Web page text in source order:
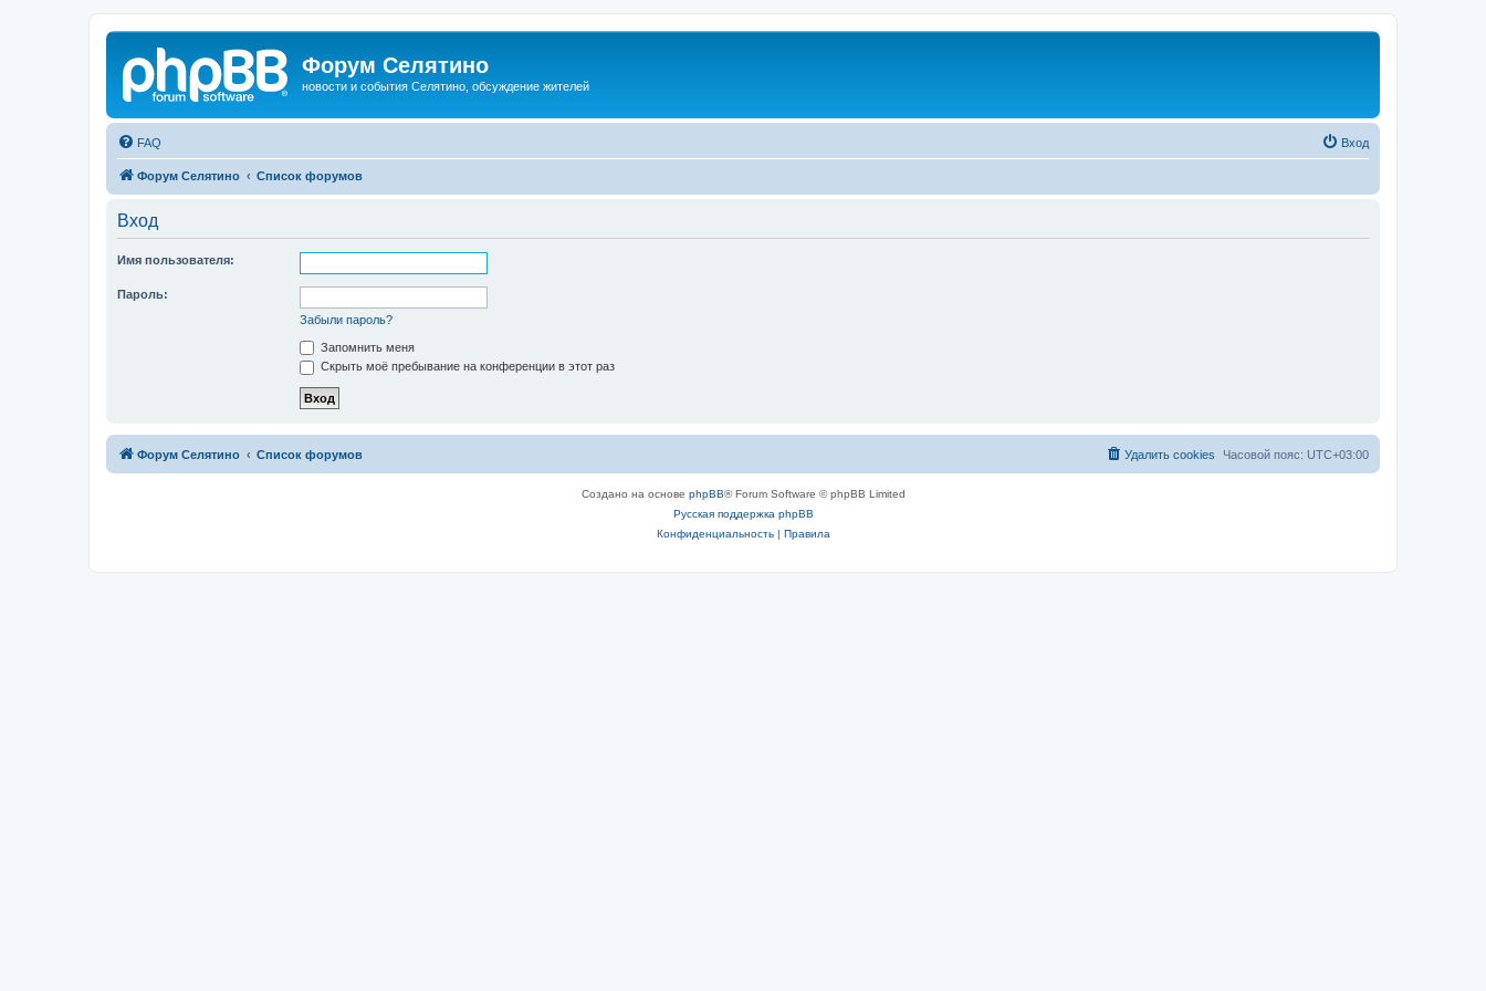
Форум Селятино
новости и события Селятино, обсуждение жителей
FAQ Вход
Форум Селятино Список форумов
Вход
Имя пользователя:
Пароль:
Забыли пароль?
Запомнить меня
Скрыть моё пребывание на конференции в этот раз
Форум Селятино Список форумов Часовой пояс: UTC+03:00
Удалить cookies
Создано на основе phpBB® Forum Software © phpBB Limited
Русская поддержка phpBB
Конфиденциальность| Правила